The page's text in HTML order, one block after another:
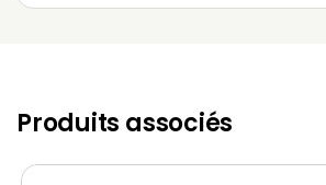
GOLDSTAR
LG-GOLDSTAR FVD 370
Produits associés